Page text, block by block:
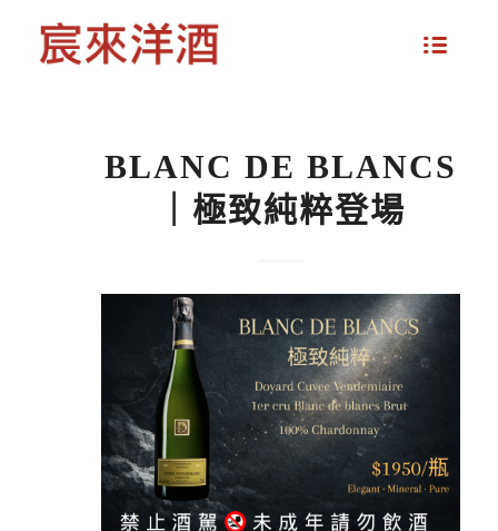
BLANC DE BLANCS
｜極致純粹登場